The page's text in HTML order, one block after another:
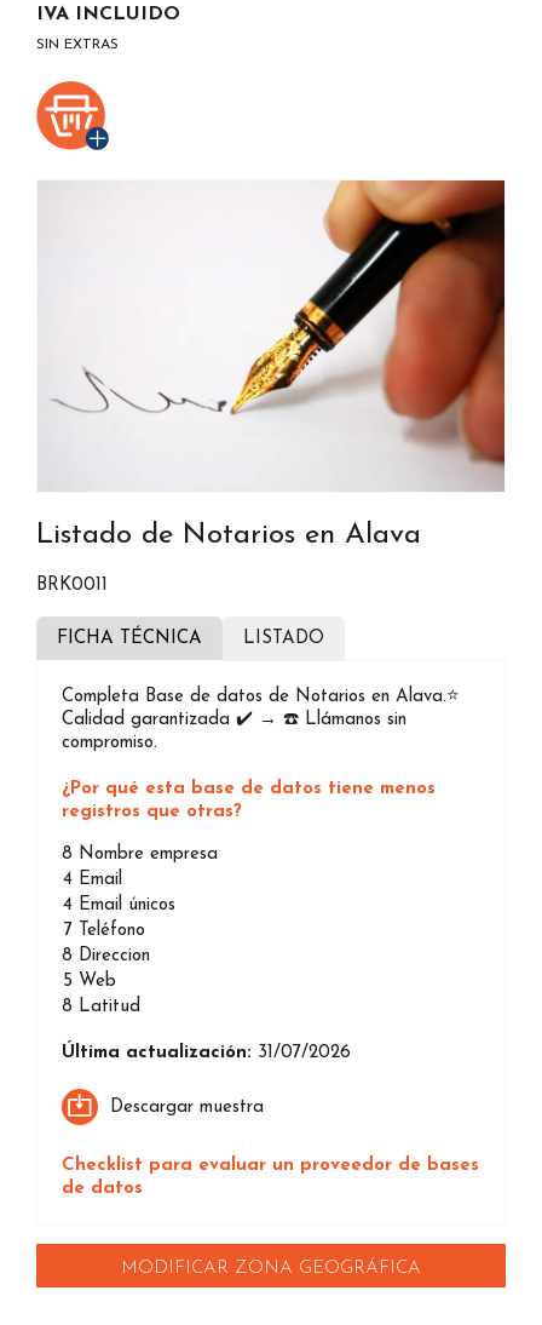
IVA INCLUIDO
SIN EXTRAS
Listado de Notarios en Alava
BRK0011
FICHA TÉCNICA LISTADO
Completa Base de datos de Notarios en Alava.⭐️
Calidad garantizada ✔️ → ☎️ Llámanos sin
compromiso.
¿Por qué esta base de datos tiene menos
registros que otras?
8 Nombre empresa
4 Email
4 Email únicos
7
Teléfono
8 Direccion
5 Web
8 Latitud
Última actualización: 31/07/2026
Descargar muestra
Checklist para evaluar un proveedor de bases
de datos
MODIFICAR ZONA GEOGRÁFICA